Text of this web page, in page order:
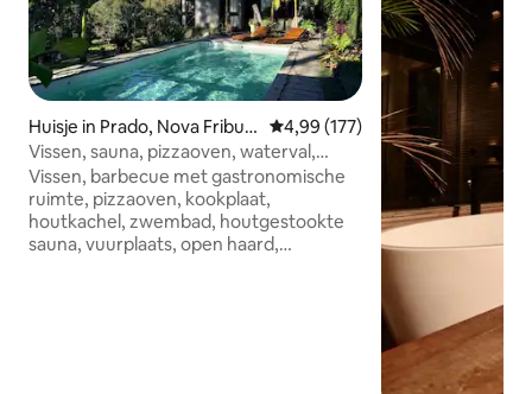
Huisje in Prado, Nova Fribur
go
Gemiddelde beoordeling van
4,99 (177)
Vissen, sauna, pizzaoven, waterval,
volleybal, voetbal
Vissen, barbecue met gastronomische
ruimte, pizzaoven, kookplaat,
houtkachel, zwembad, houtgestookte
sauna, vuurplaats, open haard,